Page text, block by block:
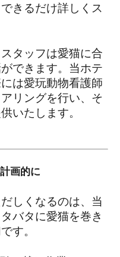
きるだけ詳しくス
タッフは愛猫に合
できます。当ホテ
は愛玩動物看護師
リングを行い、そ
いたします。
画的に
しくなるのは、当
バタに愛猫を巻き
す。